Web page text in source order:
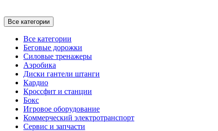
Все категории
Все категории
Беговые дорожки
Силовые тренажеры
Аэробика
Диски гантели штанги
Кардио
Кроссфит и станции
Бокс
Игровое оборудование
Коммерческий электротранспорт
Сервис и запчасти